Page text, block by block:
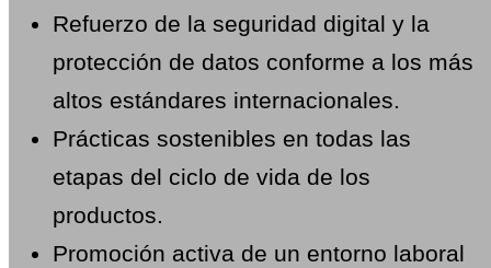
Refuerzo de la seguridad digital y la
protección de datos conforme a los más
altos estándares internacionales.
Prácticas sostenibles en todas las
etapas del ciclo de vida de los
productos.
Promoción activa de un entorno laboral